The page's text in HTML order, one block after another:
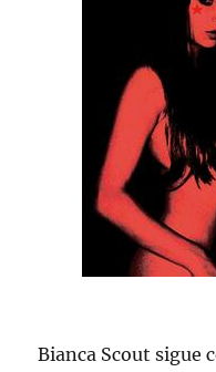
Bianca Scout sigue